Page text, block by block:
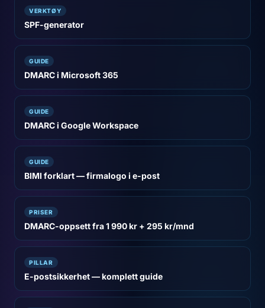
VERKTØY
SPF-generator
GUIDE
DMARC i Microsoft 365
GUIDE
DMARC i Google Workspace
GUIDE
BIMI forklart — firmalogo i e-post
PRISER
DMARC-oppsett fra 1 990 kr + 295 kr/mnd
PILLAR
E-postsikkerhet — komplett guide